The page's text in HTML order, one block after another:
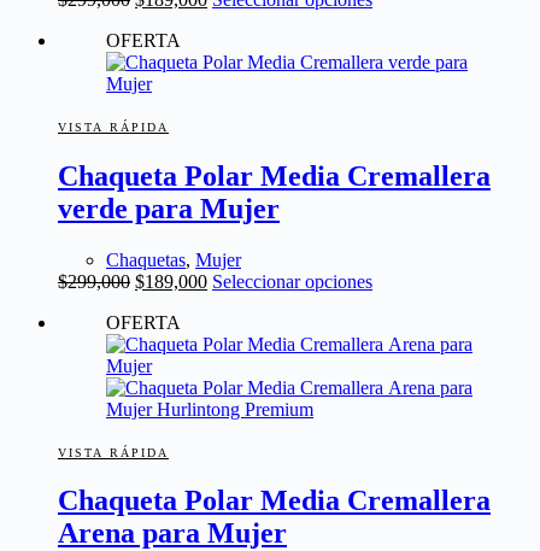
original
era:
$299,000.
es:
múltiples
pueden
elegir
de
OFERTA
VISTA RÁPIDA
Chaqueta Polar Media Cremallera
verde para Mujer
Chaquetas, Mujer
$299,000 El
original
era:
$299,000.
$189,000El
es:
Seleccionar opcionesEste
múltiples
Las
en
la
OFERTA
VISTA RÁPIDA
Chaqueta Polar Media Cremallera
Arena para Mujer